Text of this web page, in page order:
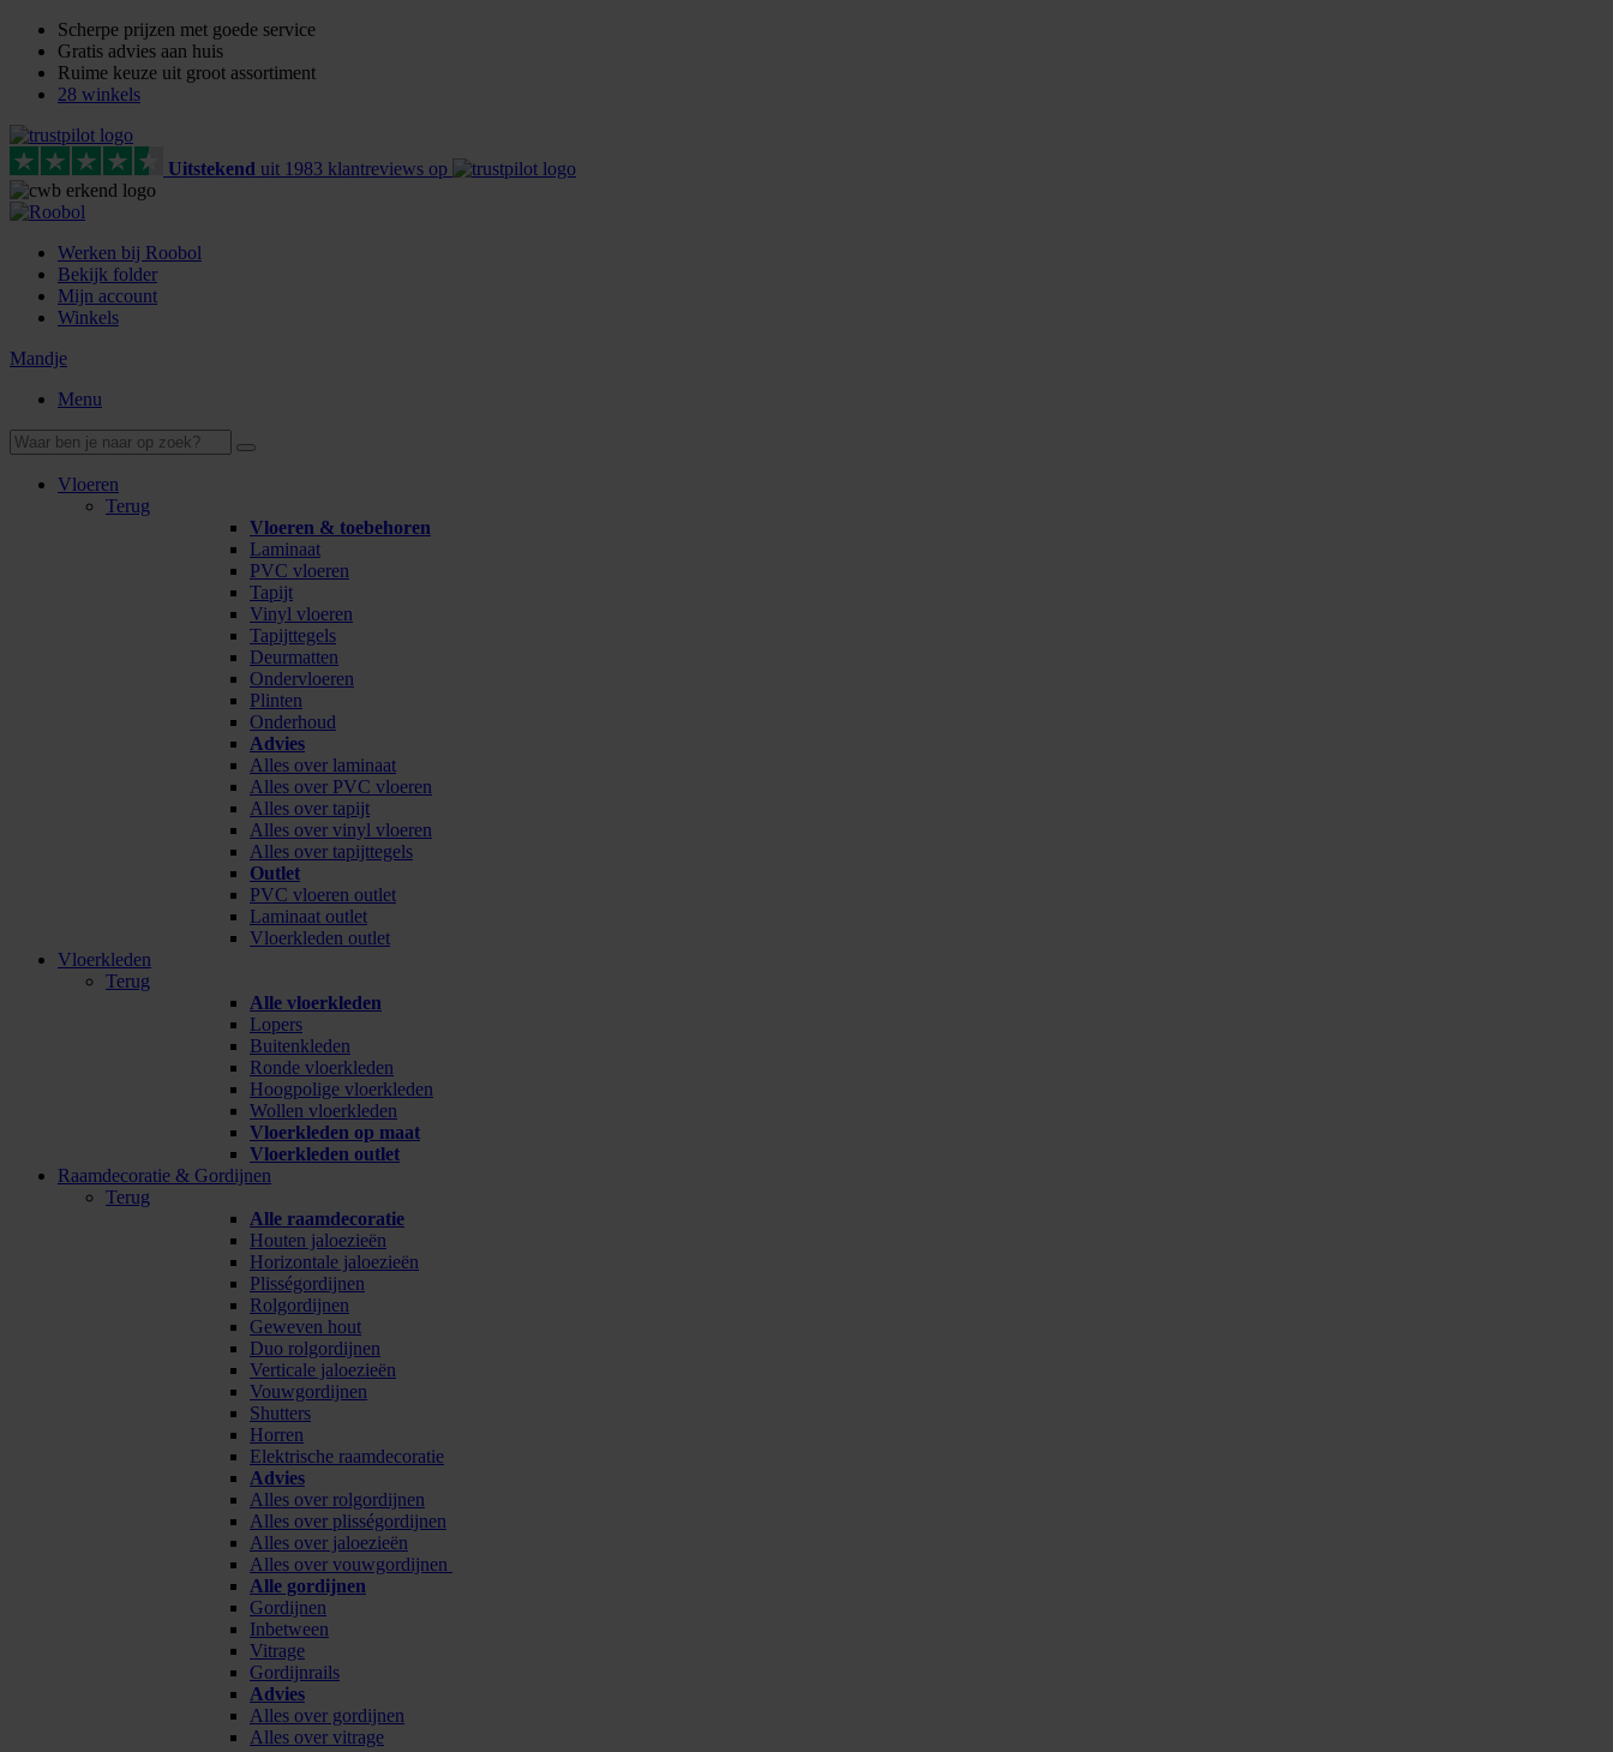
Scherpe prijzen met goede service
Gratis advies aan huis
Ruime keuze uit groot assortiment
28 winkels
Uitstekend uit 1983 klantreviews op
Werken bij Roobol
Bekijk folder
Mijn account
Winkels
Mandje
Menu
Vloeren
Terug
Vloeren & toebehoren
Laminaat
PVC vloeren
Tapijt
Vinyl vloeren
Tapijttegels
Deurmatten
Ondervloeren
Plinten
Onderhoud
Advies
Alles over laminaat
Alles over PVC vloeren
Alles over tapijt
Alles over vinyl vloeren
Alles over tapijttegels
Outlet
PVC vloeren outlet
Laminaat outlet
Vloerkleden outlet
Vloerkleden
Terug
Alle vloerkleden
Lopers
Buitenkleden
Ronde vloerkleden
Hoogpolige vloerkleden
Wollen vloerkleden
Vloerkleden op maat
Vloerkleden outlet
Raamdecoratie & Gordijnen
Terug
Alle raamdecoratie
Houten jaloezieën
Horizontale jaloezieën
Plisségordijnen
Rolgordijnen
Geweven hout
Duo rolgordijnen
Verticale jaloezieën
Vouwgordijnen
Shutters
Horren
Elektrische raamdecoratie
Advies
Alles over rolgordijnen
Alles over plisségordijnen
Alles over jaloezieën
Alles over vouwgordijnen
Alle gordijnen
Gordijnen
Inbetween
Vitrage
Gordijnrails
Advies
Alles over gordijnen
Alles over vitrage